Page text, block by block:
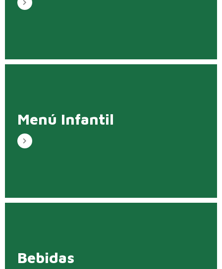
Menú Infantil
Bebidas